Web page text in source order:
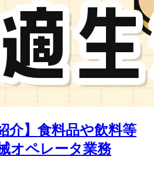
介】食料品や飲料等
オペレータ業務